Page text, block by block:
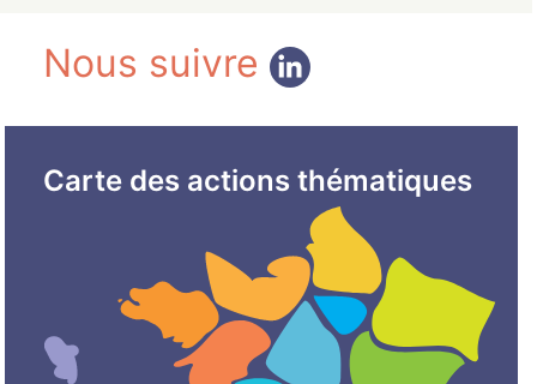
Nous suivre
Carte des actions thématiques